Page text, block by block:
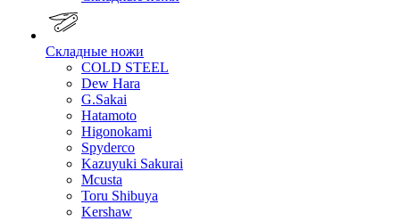
Складные ножи
COLD STEEL
Dew Hara
G.Sakai
Hatamoto
Higonokami
Spyderco
Kazuyuki Sakurai
Mcusta
Toru Shibuya
Kershaw